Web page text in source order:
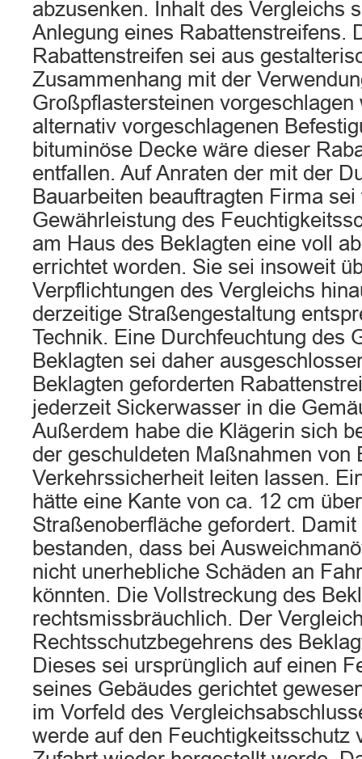
abzusenken. Inhalt des Vergleichs
Anlegung eines Rabattenstreifens.
Rabattenstreifen sei aus
Zusammenhang mit der
Großpflastersteinen vorgeschlagen
alternativ vorgeschlagenen
bituminöse Decke wäre dieser
entfallen. Auf Anraten der mit der
Bauarbeiten beauftragten Firma
Gewährleistung des
am Haus des Beklagten eine voll
errichtet worden. Sie sei insoweit
Verpflichtungen des Vergleichs
derzeitige Straßengestaltung
Technik. Eine Durchfeuchtung des
Beklagten sei daher
Beklagten geforderten
jederzeit Sickerwasser in die
Außerdem habe die Klägerin sich
der geschuldeten Maßnahmen von
Verkehrssicherheit leiten lassen.
hätte eine Kante von ca. 12 cm
Straßenoberfläche gefordert.
bestanden, dass bei
nicht unerhebliche Schäden an
könnten. Die Vollstreckung des
rechtsmissbräuchlich. Der
Rechtsschutzbegehrens des
Dieses sei ursprünglich auf einen
seines Gebäudes gerichtet
im Vorfeld des
werde auf den Feuchtigkeitsschutz